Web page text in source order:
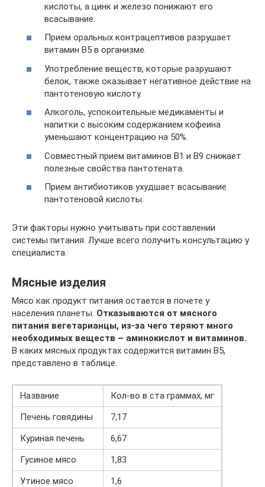
кислоты, а цинк и железо понижают его
всасывание.
Прием оральных контрацептивов разрушает
витамин В5 в организме.
Употребление веществ, которые разрушают
белок, также оказывает негативное действие на
пантотеновую кислоту.
Алкоголь, успокоительные медикаменты и
напитки с высоким содержанием кофеина
уменьшают концентрацию на 50%.
Совместный прием витаминов В1 и В9 снижает
полезные свойства пантотената.
Прием антибиотиков ухудшает всасывание
пантотеновой кислоты.
Эти факторы нужно учитывать при составлении
системы питания. Лучше всего получить консультацию у
специалиста.
Мясные изделия
Мясо как продукт питания остается в почете у
населения планеты. Отказываются от мясного
питания вегетарианцы, из-за чего теряют много
необходимых веществ – аминокислот и витаминов.
В каких мясных продуктах содержится витамин B5,
представлено в таблице.
Название
Кол-во в ста граммах, мг
Печень говядины
7,17
Куриная печень
6,67
Гусиное мясо
1,83
Утиное мясо
1,6